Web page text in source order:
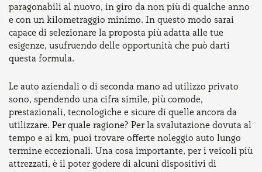
paragonabili al nuovo, in giro da non più di qualche anno
e con un kilometraggio minimo. In questo modo sarai
capace di selezionare la proposta più adatta alle tue
esigenze, usufruendo delle opportunità che può darti
questa formula.
Le auto aziendali o di seconda mano ad utilizzo privato
sono, spendendo una cifra simile, più comode,
prestazionali, tecnologiche e sicure di quelle ancora da
utilizzare. Per quale ragione? Per la svalutazione dovuta al
tempo e ai km, puoi trovare offerte noleggio auto lungo
termine eccezionali. Una cosa importante, per i veicoli più
attrezzati, è il poter godere di alcuni dispositivi di